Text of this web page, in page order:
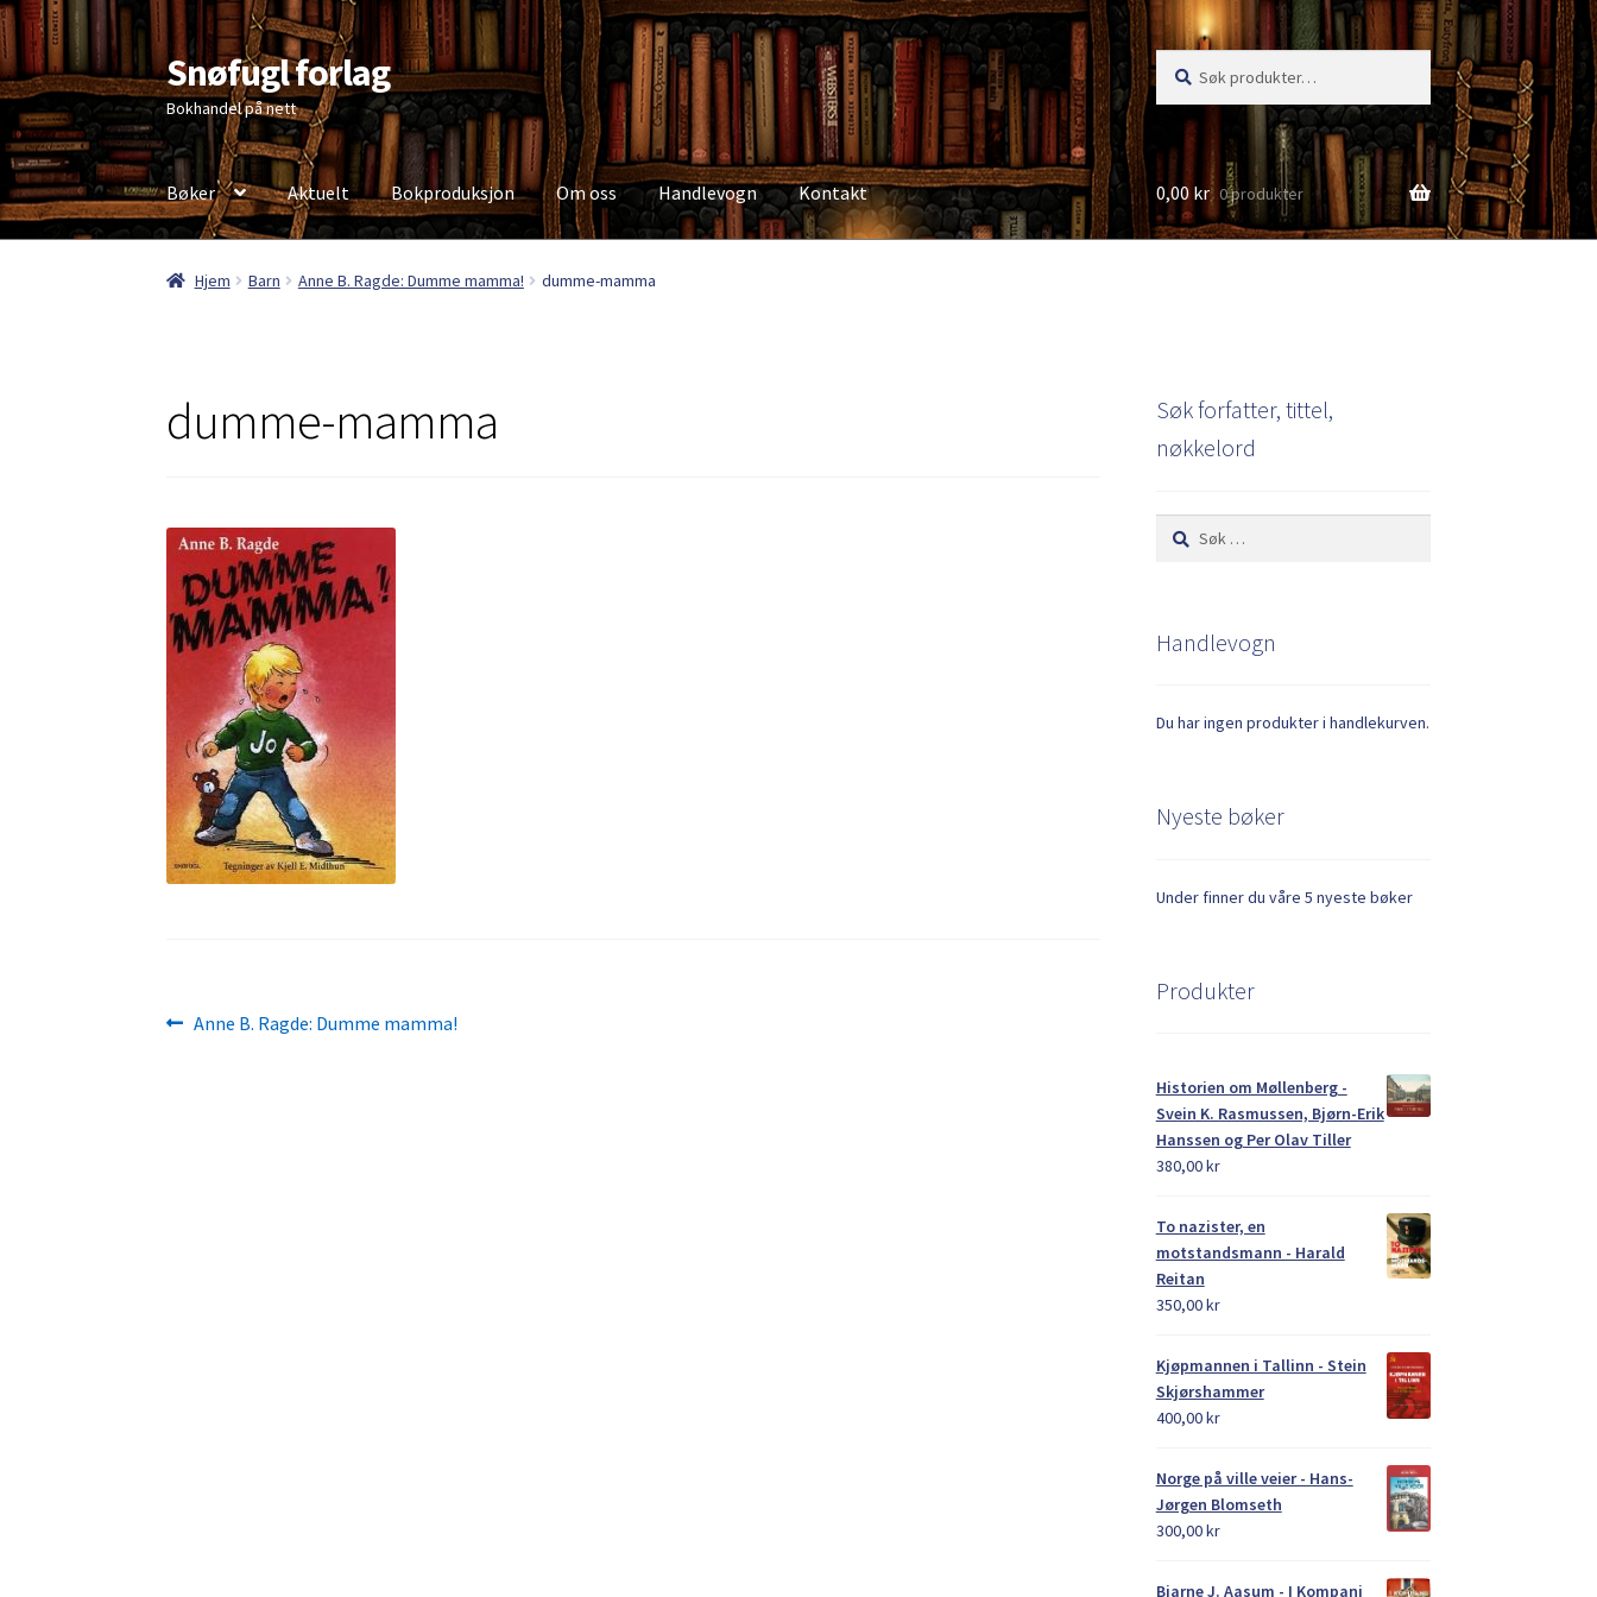
Hopp
til
navigasjon
Hopp
til
innhold
Snøfugl forlag
Bokhandel på nett
Søk
etter:
Søk
Bøker Aktuelt Bokproduksjon Om oss Handlevogn Kontakt
Hjem Aktuelt Antikvariske bøker Handlekurv Kasse
0,00 kr 0 produkter
Hjem Barn Anne B. Ragde: Dumme mamma! dumme-mamma
dumme-mamma
Innleggsnavigasjon
Forrige
Anne B. Ragde: Dumme mamma!
Søk forfatter, tittel,
nøkkelord
Søk
etter:
Handlevogn
Du har ingen produkter i handlekurven.
Nyeste bøker
Under finner du våre 5 nyeste bøker
Produkter
Historien om Møllenberg -
Svein K. Rasmussen, Bjørn-Erik
Hanssen og Per Olav Tiller
380,00kr
To nazister, en
motstandsmann - Harald
Reitan
350,00kr
Kjøpmannen i Tallinn - Stein
Skjørshammer
400,00kr
Norge på ville veier - Hans-
Jørgen Blomseth
300,00kr
Bjarne J. Aasum - I Kompani